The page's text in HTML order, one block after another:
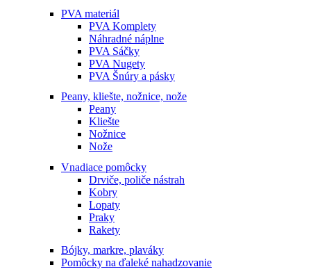
PVA materiál
PVA Komplety
Náhradné náplne
PVA Sáčky
PVA Nugety
PVA Šnúry a pásky
Peany, kliešte, nožnice, nože
Peany
Kliešte
Nožnice
Nože
Vnadiace pomôcky
Drviče, poliče nástrah
Kobry
Lopaty
Praky
Rakety
Bójky, markre, plaváky
Pomôcky na ďaleké nahadzovanie